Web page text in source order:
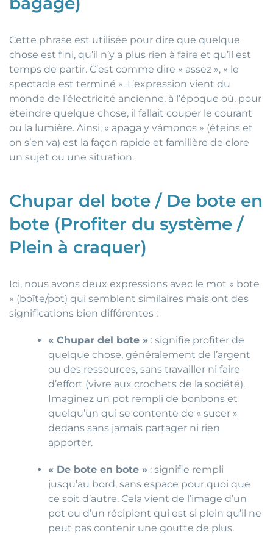
Cette phrase est utilisée pour dire que quelque
chose est fini, qu’il n’y a plus rien à faire et qu’il est
temps de partir. C’est comme dire « assez », « le
spectacle est terminé ». L’expression vient du
monde de l’électricité ancienne, à l’époque où, pour
éteindre quelque chose, il fallait couper le courant
ou la lumière. Ainsi, « apaga y vámonos » (éteins et
on s’en va) est la façon rapide et familière de clore
un sujet ou une situation.
Chupar del bote / De bote en
bote (Profiter du système /
Plein à craquer)
Ici, nous avons deux expressions avec le mot « bote
» (boîte/pot) qui semblent similaires mais ont des
significations bien différentes :
« Chupar del bote » : signifie profiter de
quelque chose, généralement de l’argent
ou des ressources, sans travailler ni faire
d’effort (vivre aux crochets de la société).
Imaginez un pot rempli de bonbons et
quelqu’un qui se contente de « sucer »
dedans sans jamais partager ni rien
apporter.
« De bote en bote » : signifie rempli
jusqu’au bord, sans espace pour quoi que
ce soit d’autre. Cela vient de l’image d’un
pot ou d’un récipient qui est si plein qu’il ne
peut pas contenir une goutte de plus.